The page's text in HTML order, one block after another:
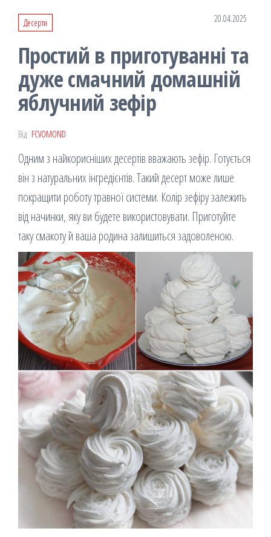
Десерти 20.04.2025
Простий в приготуванні та
дуже смачний домашній
яблучний зефір
Від FCVOMOND
Одним з найкорисніших десертів вважають зефір. Готується
він з натуральних інгредієнтів. Такий десерт може лише
покращити роботу травної системи. Колір зефіру залежить
від начинки, яку ви будете використовувати. Приготуйте
таку смакоту й ваша родина залишиться задоволеною.